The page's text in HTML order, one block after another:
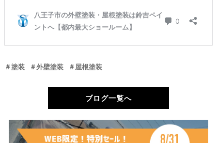
＃塗装 ＃外壁塗装 ＃屋根塗装
ブログ一覧へ